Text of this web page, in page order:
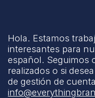
Hola. Estamos
interesantes para
español. Seguimos
realizados o si
de gestión de